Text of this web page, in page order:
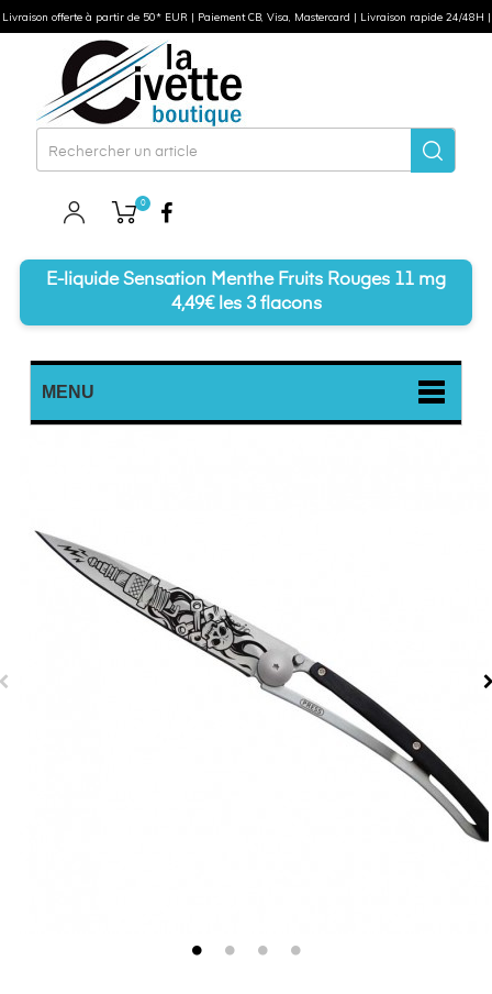
0
E-liquide Sensation Menthe Fruits Rouges 11 mg
4,49€ les 3 flacons
MENU
Livraison offerte à partir de 50* EUR | Paiement CB, Visa, Mastercard | Livraison rapide 24/48H |